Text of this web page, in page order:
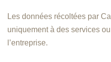
Les données récoltées par
uniquement à des services
l’entreprise.